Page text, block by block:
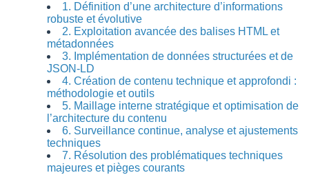
1. Définition d’une architecture d’informations
robuste et évolutive
2. Exploitation avancée des balises HTML et
métadonnées
3. Implémentation de données structurées et de
JSON-LD
4. Création de contenu technique et approfondi :
méthodologie et outils
5. Maillage interne stratégique et optimisation de
l’architecture du contenu
6. Surveillance continue, analyse et ajustements
techniques
7. Résolution des problématiques techniques
majeures et pièges courants